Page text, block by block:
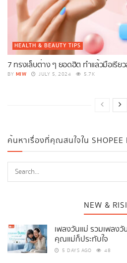
HEALTH & BEAUTY TIPS
7 ทรงเล็บต่าง ๆ ยอดฮิต ทำแล้วมือเรีย
BY MIW JULY 5, 2024 5.7K
ค้นหาเรื่องที่คุณสนใจใน SHOPEE
NEW &
เพลงวันแม่ รวมเพลง
คุณแม่ก็ประทับใจ
5 DAYS AGO 48